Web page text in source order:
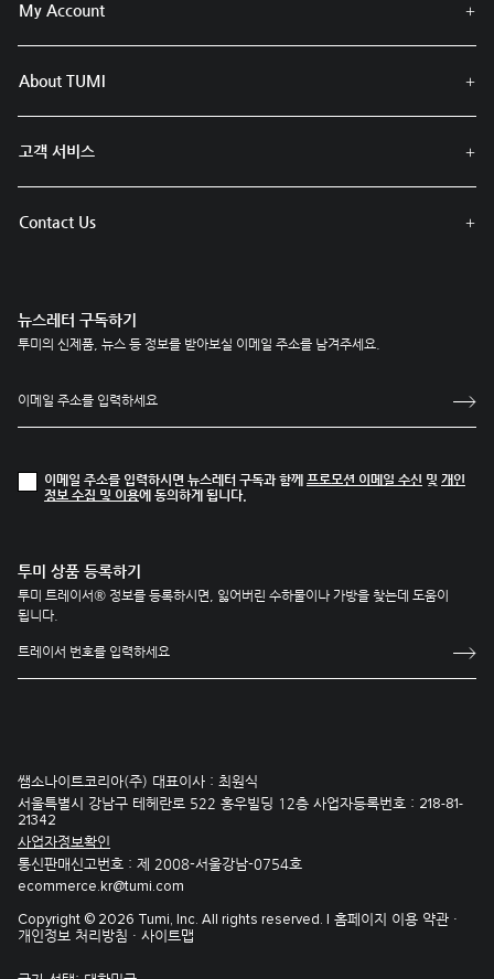
My Account
About TUMI
고객 서비스
Contact Us
뉴스레터 구독하기
투미의 신제품, 뉴스 등 정보를 받아보실 이메일 주소를 남겨주세요.
이메일 주소를 입력하시면 뉴스레터 구독과 함께 프로모션 이메일 수신 및 개인
정보 수집 및 이용에 동의하게 됩니다.
투미 상품 등록하기
투미 트레이서® 정보를 등록하시면, 잃어버린 수하물이나 가방을 찾는데 도움이
됩니다.
쌤소나이트코리아(주) 대표이사 : 최원식
서울특별시 강남구 테헤란로 522 홍우빌딩 12층 사업자등록번호 : 218-81-
21342
사업자정보확인
통신판매신고번호 : 제 2008-서울강남-0754호
ecommerce.kr@tumi.com
Copyright © 2026 Tumi, Inc. All rights reserved. |
홈페이지 이용 약관 ·
개인정보 처리방침 · 사이트맵